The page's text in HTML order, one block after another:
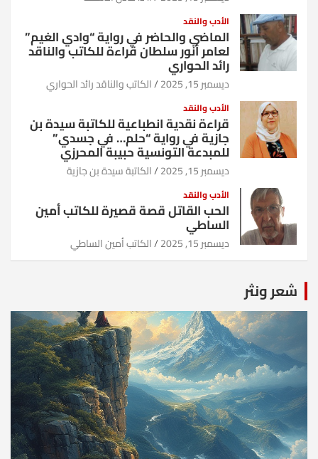
الأدب والنقد
الماضي والحاضر في رواية “وادي الغيم”
لعامر أنور سلطان قراءة للكاتب والناقد
رائد الحواري
ديسمبر 15, 2025 الكاتب والناقد رائد الحواري
الأدب والنقد
قراءة نقدية انطباعية للكاتبة سيدة بن
جازية في رواية “حلم… في جسدي”
للمبدعة التونسية حبيبة المحرزي
ديسمبر 15, 2025 الكاتبة سيدة بن جازية
الأدب والنقد
الحب القاتل قصة قصيرة للكاتب أمين
الساطي
ديسمبر 15, 2025 الكاتب أمين الساطي
شعر ونثر